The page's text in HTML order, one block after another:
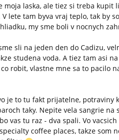
moja laska, ale tiez si treba kupit
lete tam byva vraj teplo, tak by
my sme boli v nocnych
sli na jeden den do Cadizu,
studena voda. A tiez tam asi
robit, vlastne mne sa to pacilo
je to tu fakt prijatelne, potraviny
taky. Nepite vela sangrie na
vas tu raz - dva spali. Vo
coffee places, takze som